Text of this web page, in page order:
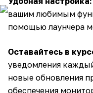
вашим любимым
помощью лаунчера
Оставайтесь в
уведомления
новые обновления
обеспечения